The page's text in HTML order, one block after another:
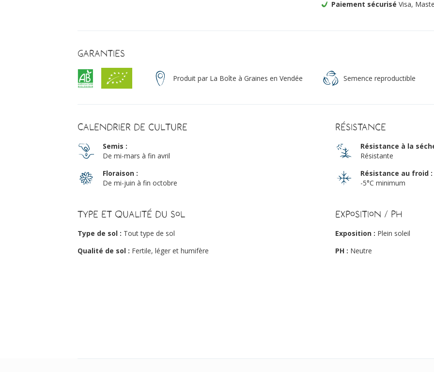
Paiement sécurisé Visa,
Garanties
Produit par La Boîte à Graines en Vendée Semence reproductible
Calendrier de culture
Semis :
De mi-mars à fin avril
Floraison :
De mi-juin à fin octobre
Résistance
Résistance à la
Résistante
Résistance au froid :
-5°C minimum
Type et qualité du sol
Type de sol : Tout type de sol
Qualité de sol : Fertile, léger et humifère
Exposition / PH
Exposition : Plein soleil
PH : Neutre